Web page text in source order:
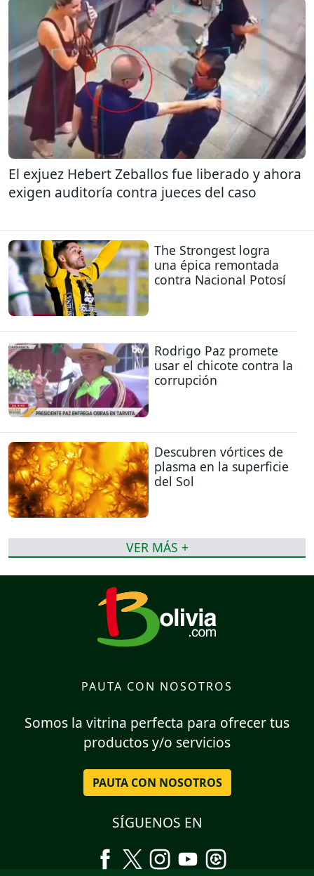
El exjuez Hebert Zeballos fue liberado y ahora
exigen auditoría contra jueces del caso
The Strongest logra
una épica remontada
contra Nacional Potosí
Rodrigo Paz promete
usar el chicote contra la
corrupción
Descubren vórtices de
plasma en la superficie
del Sol
VER MÁS +
PAUTA CON NOSOTROS
Somos la vitrina perfecta para ofrecer tus
productos y/o servicios
PAUTA CON NOSOTROS
SÍGUENOS EN